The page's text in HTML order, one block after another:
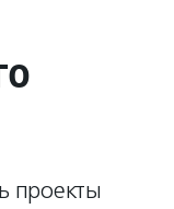
проекты